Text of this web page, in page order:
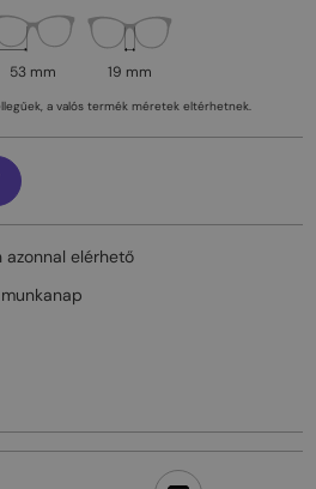
53 mm 19 mm
a valós termék méretek eltérhetnek.
azonnal elérhető